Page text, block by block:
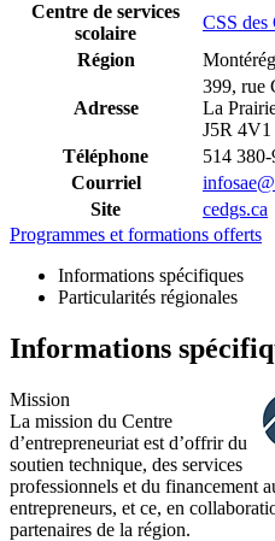
Centre de services
scolaire
CSS des
Région
Adresse
399, rue
La
J5R 4V1
Téléphone
514
Courriel
Site
cedgs.ca
Programmes et formations offerts
Informations spécifiques
Particularités régionales
Informations
Mission
La mission du Centre
d’entrepreneuriat est d’offrir du
soutien technique, des services
professionnels et du financement
entrepreneurs, et ce, en
partenaires de la région.